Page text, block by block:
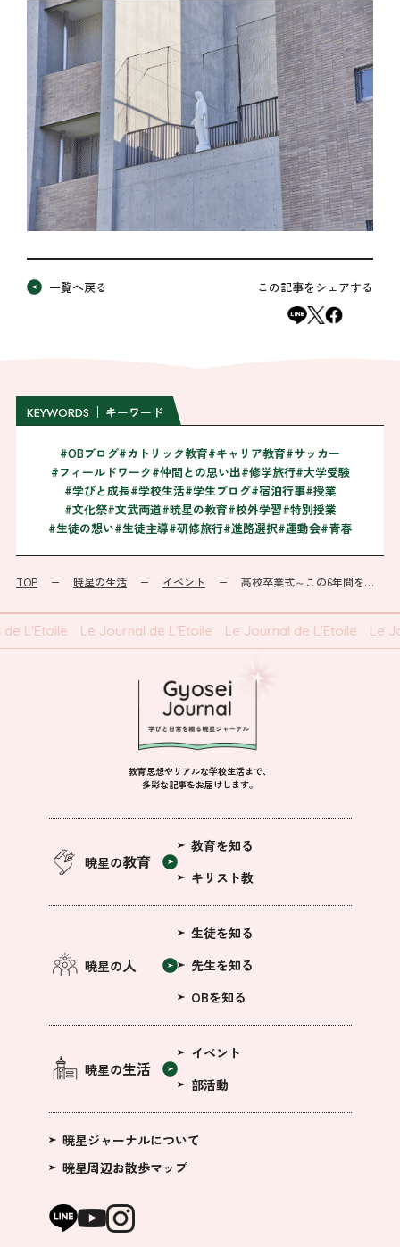
一覧へ戻る この記事をシェアする
KEYWORDS キーワード
#OBブログ#カトリック教育#キャリア教育#サッカー
#フィールドワーク#仲間との思い出#修学旅行#大学受験
#学びと成長#学校生活#学生ブログ#宿泊行事#授業
#文化祭#文武両道#暁星の教育#校外学習#特別授業
#生徒の想い#生徒主導#研修旅行#進路選択#運動会#青春
TOP 暁星の生活 イベント 高校卒業式～この6年間を振り返って(高3)
L'Etoile Le Journal de L'Etoile Le Journal de L'Etoile Le
教育思想やリアルな学校生活まで、
多彩な記事をお届けします。
暁星の教育
教育を知る
キリスト教
暁星の人
生徒を知る
先生を知る
OBを知る
暁星の生活
イベント
部活動
暁星ジャーナルについて
暁星周辺お散歩マップ